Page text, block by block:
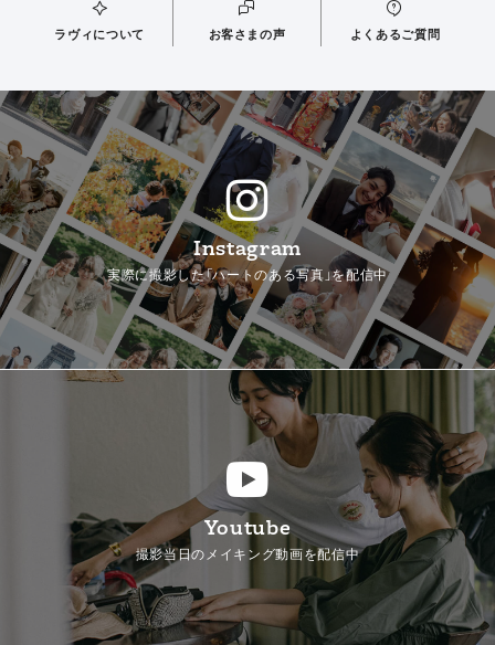
ラヴィについて お客さまの声 よくあるご質問
Instagram
実際に撮影した「ハートのある写真」を配信中
Youtube
撮影当日のメイキング動画を配信中